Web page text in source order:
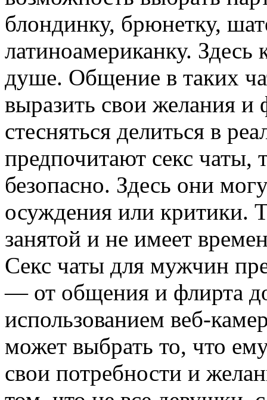
блондинку, брюнетку,
латиноамериканку.
душе. Общение в таких
выразить свои желания и
стесняться делиться в
предпочитают секс чаты,
безопасно. Здесь они
осуждения или критики.
занятой и не имеет
Секс чаты для мужчин
— от общения и флирта до
использованием веб-
может выбрать то, что
свои потребности и